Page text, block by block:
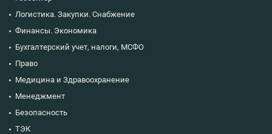
Логистика. Закупки. Снабжение
Финансы. Экономика
Бухгалтерский учет, налоги, МСФО
Право
Медицина и Здравоохранение
Менеджмент
Безопасность
ТЭК